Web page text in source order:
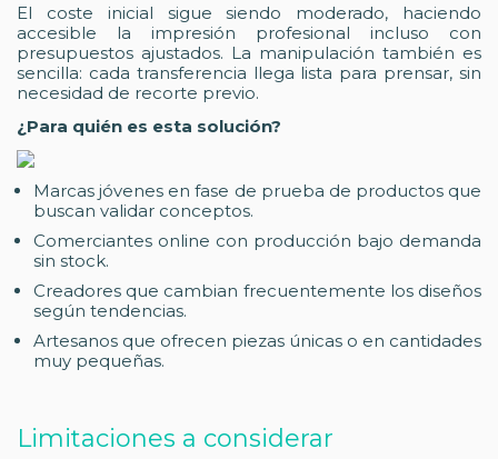
El coste inicial sigue siendo moderado, haciendo
accesible la impresión profesional incluso con
presupuestos ajustados. La manipulación también es
sencilla: cada transferencia llega lista para prensar, sin
necesidad de recorte previo.
¿Para quién es esta solución?
Marcas jóvenes en fase de prueba de productos que
buscan validar conceptos.
Comerciantes online con producción bajo demanda
sin stock.
Creadores que cambian frecuentemente los diseños
según tendencias.
Artesanos que ofrecen piezas únicas o en cantidades
muy pequeñas.
Limitaciones a considerar